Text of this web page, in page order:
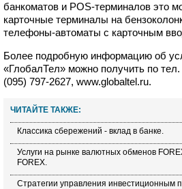
банкоматов и POS-терминалов это
карточные терминалы на
телефоны-автоматы с карточным
Более подробную информацию об
«ГлобалТел» можно получить по
(095) 797-2627, www.globaltel.ru.
ЧИТАЙТЕ ТАКЖЕ:
Классика сбережений - вклад в банке.
Услуги на рынке валютных обменов
FOREX.
Стратегии управления инвестиционным